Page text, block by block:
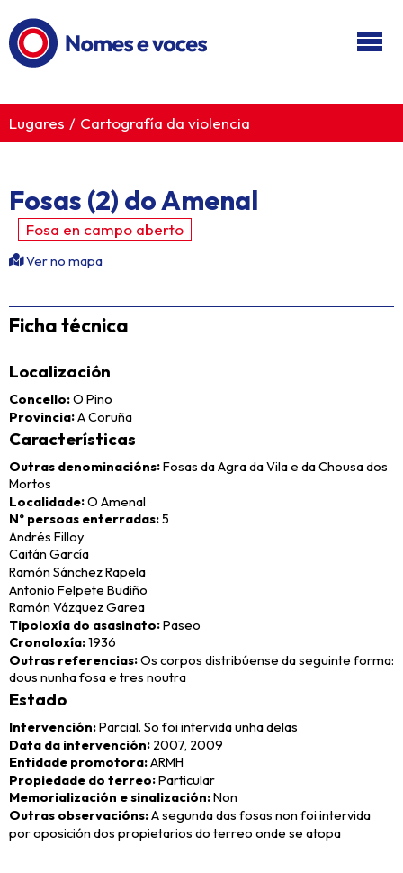
Lugares Cartografía da violencia
Fosas (2) do Amenal
Fosa en campo aberto
Ver no mapa
Ficha técnica
Localización
Concello O Pino
Provincia A Coruña
Características
Outras denominacións Fosas da Agra da Vila e da Chousa dos
Mortos
Localidade O Amenal
Nº persoas enterradas 5
Andrés Filloy
Caitán García
Ramón Sánchez Rapela
Antonio Felpete Budiño
Ramón Vázquez Garea
Tipoloxía do asasinato Paseo
Cronoloxía 1936
Outras referencias Os corpos distribúense da seguinte forma:
dous nunha fosa e tres noutra
Estado
Intervención Parcial. So foi intervida unha delas
Data da intervención 2007, 2009
Entidade promotora ARMH
Propiedade do terreo Particular
Memorialización e sinalización Non
Outras observacións A segunda das fosas non foi intervida
por oposición dos propietarios do terreo onde se atopa